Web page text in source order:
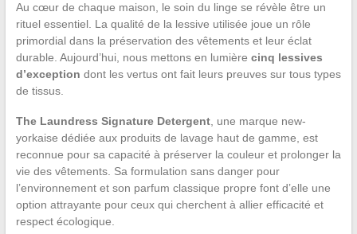
Au cœur de chaque maison, le soin du linge se révèle être un
rituel essentiel. La qualité de la lessive utilisée joue un rôle
primordial dans la préservation des vêtements et leur éclat
durable. Aujourd’hui, nous mettons en lumière cinq lessives
d’exception dont les vertus ont fait leurs preuves sur tous types
de tissus.
The Laundress Signature Detergent, une marque new-
yorkaise dédiée aux produits de lavage haut de gamme, est
reconnue pour sa capacité à préserver la couleur et prolonger la
vie des vêtements. Sa formulation sans danger pour
l’environnement et son parfum classique propre font d’elle une
option attrayante pour ceux qui cherchent à allier efficacité et
respect écologique.